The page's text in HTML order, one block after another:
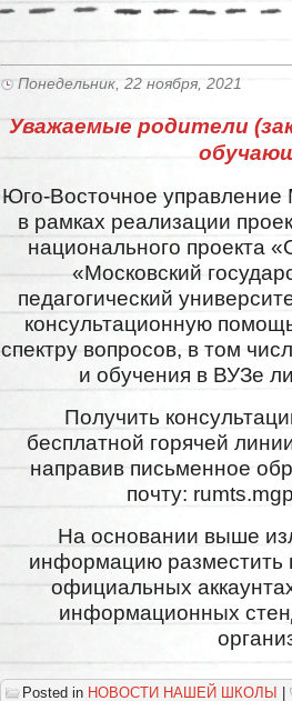
Понедельник, 22 ноября, 2021
Уважаемые родители
Юго-Восточное
в рамках реализации
национального проекта
«Московский
педагогический
консультационную
спектру вопросов, в том
и обучения в ВУЗе
Получить
бесплатной горячей
направив письменное
почту:
На основании выше
информацию разместить
официальных
информационных
Posted in НОВОСТИ НАШЕЙ ШКОЛЫ |